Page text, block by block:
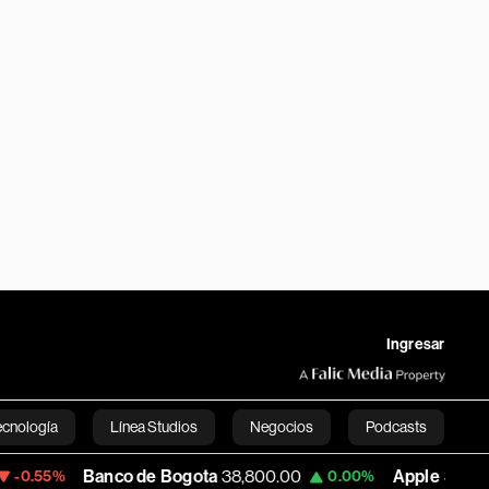
Ingresar
Línea Studios Negocios Podcasts
English
de Bogota 38,800.00 0.00% Apple 309.25 +1.97%